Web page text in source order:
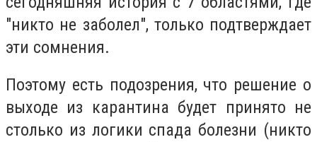
"никто не заболел", только подтверждает
эти сомнения.
Поэтому есть подозрения, что решение о
выходе из карантина будет принято не
столько из логики спада болезни (никто